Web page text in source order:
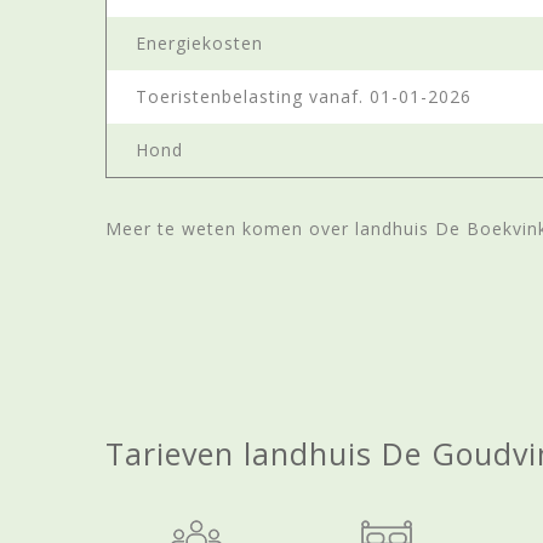
Energiekosten
Toeristenbelasting vanaf. 01-01-2026
Hond
Meer te weten komen over landhuis De
Tarieven landhuis De